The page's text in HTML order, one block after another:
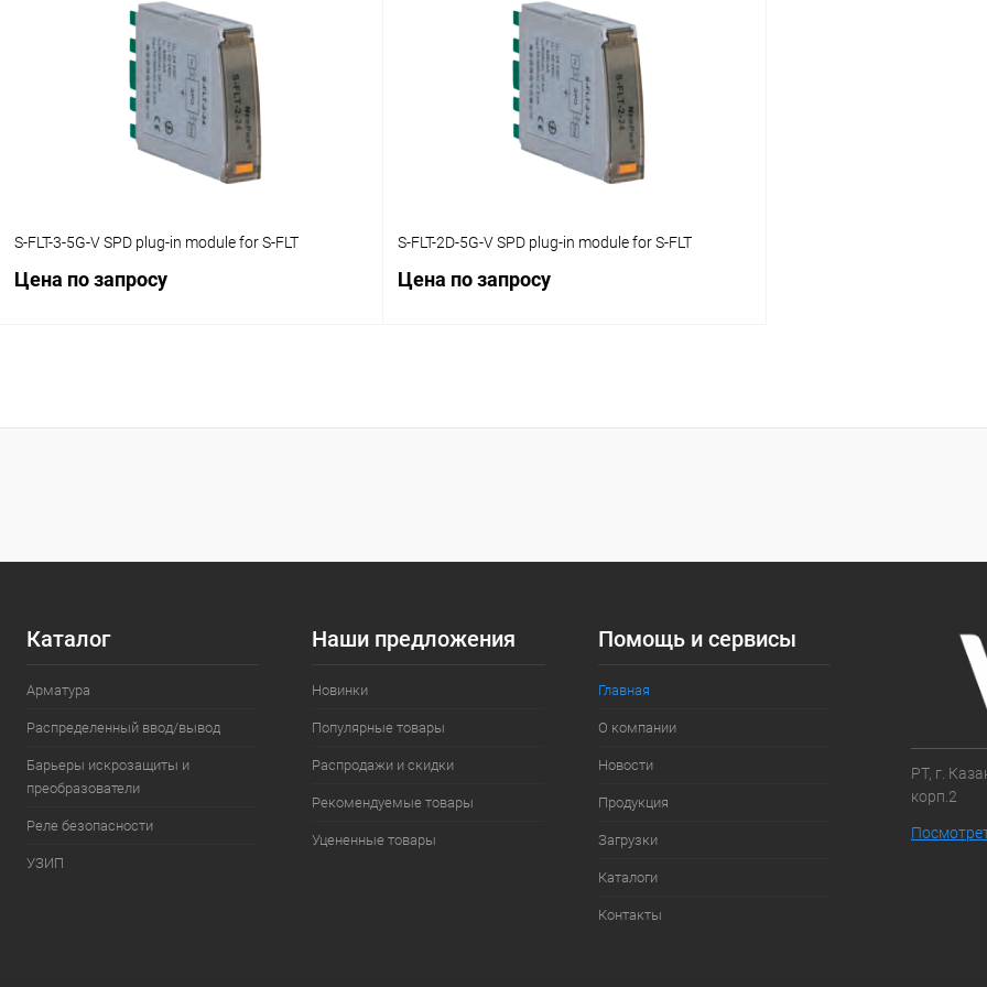
Запросить цену
Купить в 1 клик Сравнение
Под заказ
Запросить цену
Купить в 1 клик Сравнение
Под заказ
S-FLT-3-5G-V SPD plug-in module for S-FLT
Цена по запросу
S-FLT-2D-5G-V SPD plug-in module for S-FLT
Цена по запросу
Каталог
Арматура
Распределенный ввод/вывод
Барьеры искрозащиты и
преобразователи
Реле безопасности
УЗИП
Наши предложения
Новинки
Популярные товары
Распродажи и скидки
Рекомендуемые товары
Уцененные товары
Помощь и сервисы
Главная
О компании
Новости
Продукция
Загрузки
Каталоги
Контакты
РТ, г.
корп.2